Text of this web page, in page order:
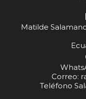
Matilde
Correo:
Teléfono